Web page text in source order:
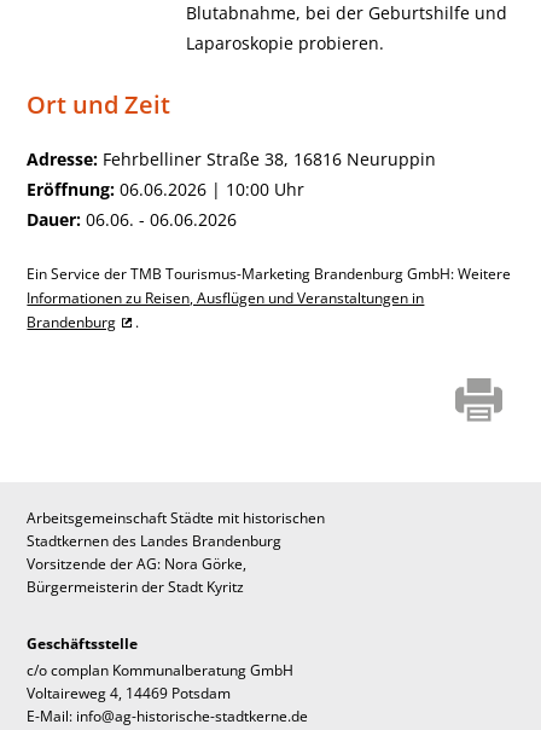
Blutabnahme, bei der Geburtshilfe und
Laparoskopie probieren.
Ort und Zeit
Adresse: Fehrbelliner Straße 38, 16816 Neuruppin
Eröffnung: 06.06.2026 | 10:00 Uhr
Dauer: 06.06. - 06.06.2026
Ein Service der TMB Tourismus-Marketing Brandenburg GmbH: Weitere
Informationen zu Reisen, Ausflügen und Veranstaltungen in
Brandenburg
.
Arbeitsgemeinschaft Städte mit historischen
Stadtkernen des Landes Brandenburg
Vorsitzende der AG: Nora Görke,
Bürgermeisterin der Stadt Kyritz
Geschäftsstelle
c/o complan Kommunalberatung GmbH
Voltaireweg 4, 14469 Potsdam
E-Mail: info@ag-historische-stadtkerne.de